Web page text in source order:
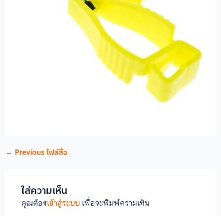
← Previous ไฟล์สื่อ
ใส่ความเห็น
คุณต้องเข้าสู่ระบบ เพื่อจะพิมพ์ความเห็น